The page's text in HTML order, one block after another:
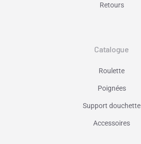
Retours
Catalogue
Roulette
Poignées
Support douchette
Accessoires